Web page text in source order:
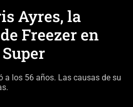
Ayres, la
Freezer en
a los 56 años. Las causas de su